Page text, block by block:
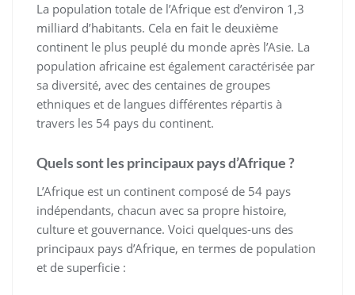
La population totale de l’Afrique est d’environ 1,3
milliard d’habitants. Cela en fait le deuxième
continent le plus peuplé du monde après l’Asie. La
population africaine est également caractérisée par
sa diversité, avec des centaines de groupes
ethniques et de langues différentes répartis à
travers les 54 pays du continent.
Quels sont les principaux pays d’Afrique ?
L’Afrique est un continent composé de 54 pays
indépendants, chacun avec sa propre histoire,
culture et gouvernance. Voici quelques-uns des
principaux pays d’Afrique, en termes de population
et de superficie :